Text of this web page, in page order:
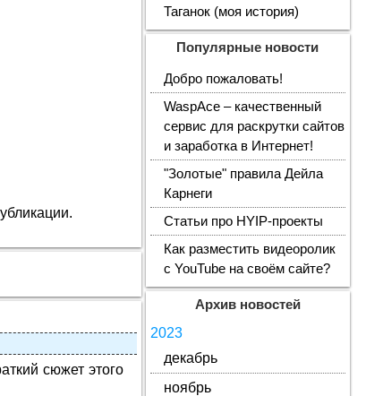
сюжет этого
Таганок (моя история)
Популярные новости
Добро пожаловать!
WaspAce – качественный
сервис для раскрутки сайтов
и заработка в Интернет!
"Золотые" правила Дейла
Карнеги
Статьи про HYIP-проекты
Как разместить видеоролик
с YouTube на своём сайте?
Архив новостей
2023
декабрь
ноябрь